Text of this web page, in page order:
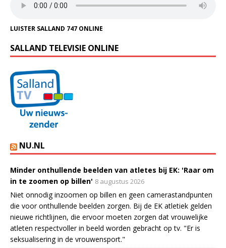
LUISTER SALLAND 747 ONLINE
SALLAND TELEVISIE ONLINE
NU.NL
Minder onthullende beelden van atletes bij EK: 'Raar om
in te zoomen op billen' 8 augustus 2026
Niet onnodig inzoomen op billen en geen camerastandpunten
die voor onthullende beelden zorgen. Bij de EK atletiek gelden
nieuwe richtlijnen, die ervoor moeten zorgen dat vrouwelijke
atleten respectvoller in beeld worden gebracht op tv. "Er is
seksualisering in de vrouwensport."